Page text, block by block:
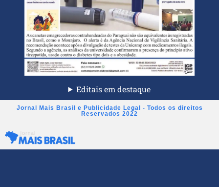
Editais em destaque
Jornal Mais Brasil e Publicidade Legal - Todos os direitos
Reservados 2022